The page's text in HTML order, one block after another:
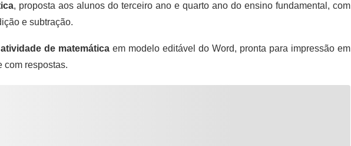
, proposta aos alunos do terceiro ano e quarto ano do ensino fundamental, com
e subtração.
atividade de matemática em modelo editável do Word, pronta para impressão em
com respostas.